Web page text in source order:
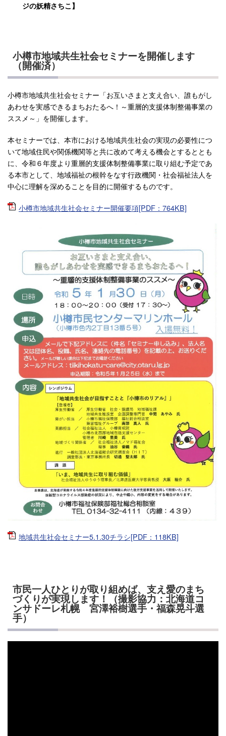
ジの妖精さちこ】
小樽市地域共生社会セミナーを開催します
（開催済）
小樽市地域共生社会セミナー「お互いさまと支え合い、誰もがし
あわせを実感できるまちおたるへ！～重層的支援体制整備事業の
ススメ～」を開催します。
本セミナーでは、本市における地域共生社会の実現の必要性につ
いて地域住民や関係機関等と共に改めて考える機会とするととも
に、令和６年度より重層的支援体制整備事業に取り組む予定であ
る本市として、地域福祉の根幹をなす行政機関・社会福祉法人を
中心に理解を深めることを目的に開催するものです。
小樽市地域共生社会セミナー開催要項[PDF：764KB]
地域共生社会セミナー5.1.30チラシ[PDF：118KB]
市民一人ひとりが取り組めば、支え愛のまち
づくりが実現します！（撮影協力：北海道コ
ンサドーレ札幌 宮澤裕樹選手・福森晃斗選
手）